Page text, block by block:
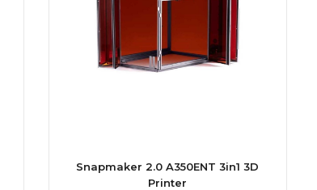
Snapmaker 2.0 A350ENT 3in1 3D
Printer